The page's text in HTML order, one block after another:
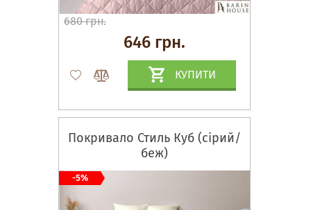
680 грн.
646 грн.
КУПИТИ
Покривало Стиль Куб (сірий/
беж)
-5%